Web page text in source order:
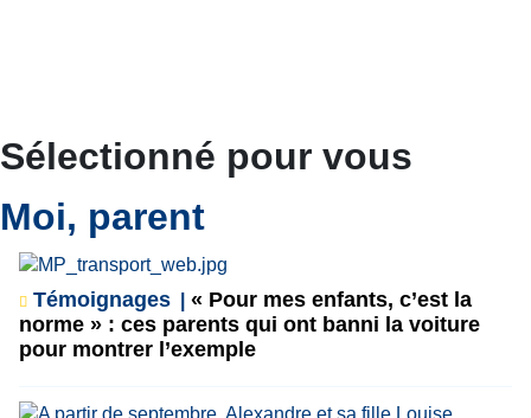
Sélectionné pour vous
Moi, parent
Témoignages
« Pour mes enfants, c’est la
norme » : ces parents qui ont banni la voiture
pour montrer l’exemple